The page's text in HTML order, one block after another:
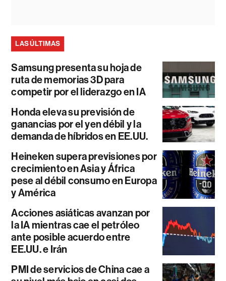
LAS ÚLTIMAS
Samsung presenta su hoja de
ruta de memorias 3D para
competir por el liderazgo en IA
Honda eleva su previsión de
ganancias por el yen débil y la
demanda de híbridos en EE.UU.
Heineken supera previsiones por
crecimiento en Asia y África
pese al débil consumo en Europa
y América
Acciones asiáticas avanzan por
la IA mientras cae el petróleo
ante posible acuerdo entre
EE.UU. e Irán
PMI de servicios de China cae a